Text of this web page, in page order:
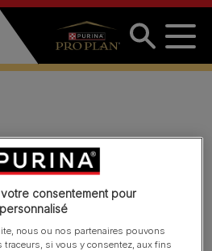
UR StOx
consentement pour
nous ou nos partenaires pouvons
traceurs, si vous y consentez, aux fins